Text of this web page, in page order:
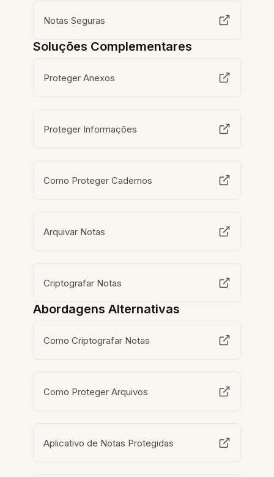
Notas Seguras
Soluções Complementares
Proteger Anexos
Proteger Informações
Como Proteger Cadernos
Arquivar Notas
Criptografar Notas
Abordagens Alternativas
Como Criptografar Notas
Como Proteger Arquivos
Aplicativo de Notas Protegidas